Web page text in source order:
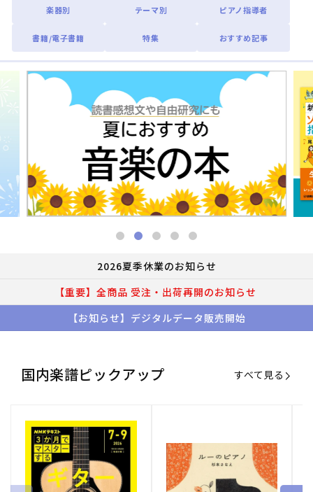
楽器別 テーマ別 ピアノ指導者
書籍/電子書籍 特集 おすすめ記事
2026夏季休業のお知らせ
【重要】全商品 受注・出荷再開のお知らせ
【お知らせ】デジタルデータ販売開始
国内楽譜ピックアップ すべて見る